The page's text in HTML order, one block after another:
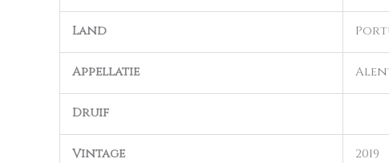
Land
Appellatie
Druif
Vintage 2019
aantal